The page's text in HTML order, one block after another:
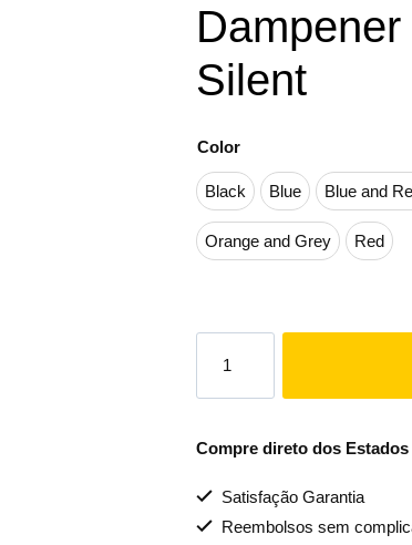
Silent
Color
Black Blue Blue and
Orange and Grey Red
Compre direto dos
Satisfação Garantia
Reembolsos sem